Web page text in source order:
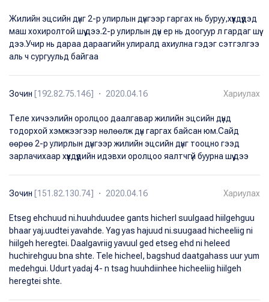
Жилийн эцсийн дүнг 2-р улирлын дүнгээр гаргах нь буруу,хүүхдүүдэд
маш хохиролтой шүү дээ.2-р улирлын дүн ер нь доогуур л гардаг шүү
дээ.Учир нь дараа дараагийн улиралд ахиулна гэдэг сэтгэлгээ
аль ч сургуульд байгаа
Зочин [192.82.75.146] ・ 2020.04.16 Хариулах
Теле хичээлийн оролцоо даалгавар жилийн эцсийн дүнд
тодорхой хэмжээгээр нөлөөлж дүн гаргах байсан юм.Сайд
өөрөө 2-р улирлын дүнгээр жилийн эцсийн дүнг тооцно гээд
зарлачихаар хүүхдүүдийн идэвхи оролцоо яалтчгүй буурна шүү дээ
Зочин [151.82.130.74] ・ 2020.04.16 Хариулах
Etseg ehchuud ni.huuhduudee gants hicherl suulgaad hiilgehguu
bhaar yaj.uudtei yavahde. Yag yas hajuud ni.suugaad hicheeliig ni
hiilgeh heregtei. Daalgavriig yavuul ged etseg ehd ni heleed
huchirehguu bna shte. Tele hicheel, bagshud daatgahass uur yum
medehgui. Udurt yadaj 4- n tsag huuhdiinhee hicheeliig hiilgeh
heregtei shte.